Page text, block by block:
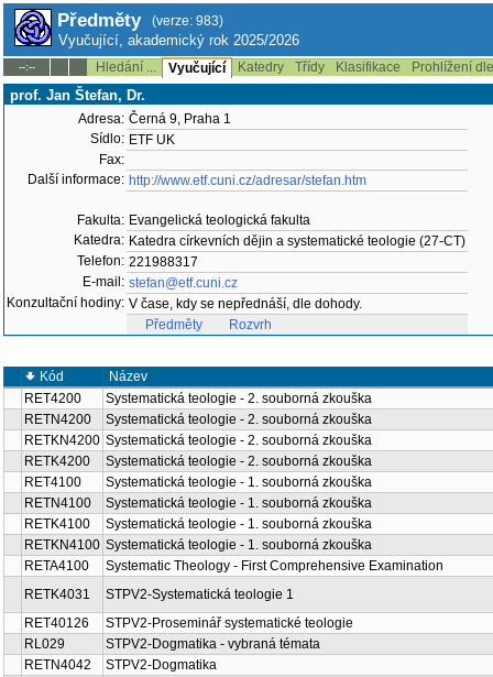
Předměty (verze: 983)
Vyučující, akademický rok 2025/2026
--:-- Hledání ... Vyučující Katedry Třídy Klasifikace Prohlížení
prof. Jan Štefan, Dr.
Adresa: Černá 9, Praha 1
Sídlo: ETF UK
Fax:
Další informace: http://www.etf.cuni.cz/adresar/stefan.htm
Fakulta: Evangelická teologická fakulta
Katedra: Katedra církevních dějin a systematické teologie (27-CT)
Telefon: 221988317
E-mail: stefan@etf.cuni.cz
Konzultační hodiny: V čase, kdy se nepřednáší, dle dohody.
Předměty
Rozvrh
Kód
Název
RET4200
Systematická teologie - 2. souborná zkouška
RETN4200
Systematická teologie - 2. souborná zkouška
RETKN4200 Systematická teologie - 2. souborná zkouška
RETK4200
Systematická teologie - 2. souborná zkouška
RET4100
Systematická teologie - 1. souborná zkouška
RETN4100
Systematická teologie - 1. souborná zkouška
RETK4100
Systematická teologie - 1. souborná zkouška
RETKN4100 Systematická teologie - 1. souborná zkouška
RETA4100
Systematic Theology - First Comprehensive Examination
RETK4031
STPV2-Systematická teologie 1
RET40126
STPV2-Proseminář systematické teologie
RL029
STPV2-Dogmatika - vybraná témata
RETN4042
STPV2-Dogmatika